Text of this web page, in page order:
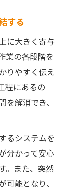
する
に大きく寄与
業の各段階を
りやすく伝え
程にあるの
解消でき、
るシステムを
分かって安心
。また、突然
能となり、